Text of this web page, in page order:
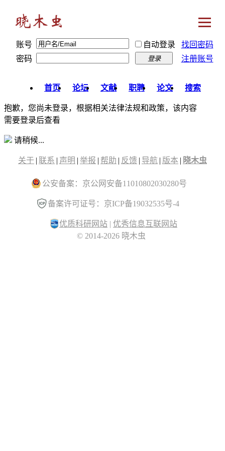
账号 自动登录
找回密码
密码
登录 注册账号
首页 论坛 文献 职聘 论文 搜索
抱歉，您尚未登录，根据相关法律法规和政策，该内容
需要登录后查看
请稍候...
关于 | 联系 | 声明 | 举报 | 帮助 | 反馈 | 导航 | 版本 | 晓木虫
公安备案：京公网安备11010802030280号
备案许可证号：京ICP备19032535号-4
优质科研网站 | 优秀信息互联网站
© 2014-2026 晓木虫